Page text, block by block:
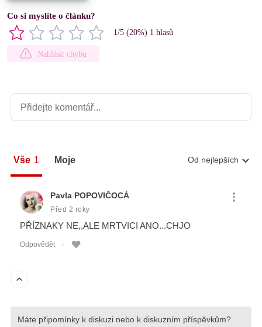
Co si myslíte o článku?
1/5 (20%) 1 hlasů
Nahlásit chybu